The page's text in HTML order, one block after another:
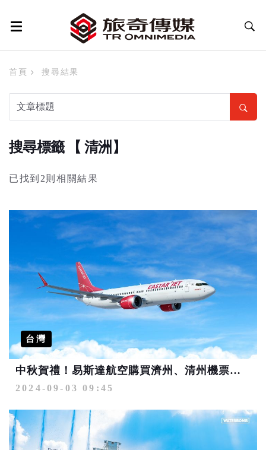
首頁 搜尋結果
搜尋標籤 【 清洲】
已找到2則相關結果
台灣
中秋賀禮！易斯達航空購買濟州、清州機票贈送飯店住宿券
2024-09-03 09:45